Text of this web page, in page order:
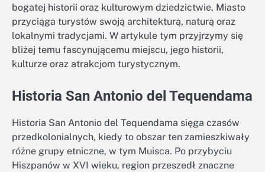
bogatej historii oraz kulturowym dziedzictwie. Miasto
przyciąga turystów swoją architekturą, naturą oraz
lokalnymi tradycjami. W artykule tym przyjrzymy się
bliżej temu fascynującemu miejscu, jego historii,
kulturze oraz atrakcjom turystycznym.
Historia San Antonio del Tequendama
Historia San Antonio del Tequendama sięga czasów
przedkolonialnych, kiedy to obszar ten zamieszkiwały
różne grupy etniczne, w tym Muisca. Po przybyciu
Hiszpanów w XVI wieku, region przeszedł znaczne